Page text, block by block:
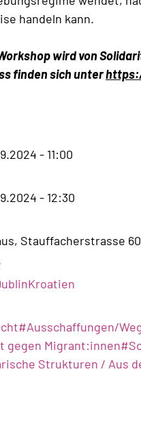
handeln kann.
wird von
finden sich unter
- 11:00
- 12:30
Stauffacherstrasse
#Ausschaffungen/
gegen Migrant:innen#
Strukturen / Aus